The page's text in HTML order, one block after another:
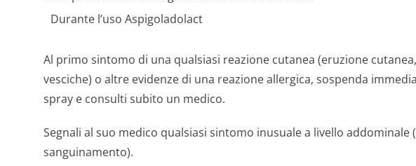
Durante l’uso Aspigoladolact
Al primo sintomo di una qualsiasi reazione cutanea (eruzione
vesciche) o altre evidenze di una reazione allergica, sospenda
spray e consulti subito un medico.
Segnali al suo medico qualsiasi sintomo inusuale a livello addominale
sanguinamento).